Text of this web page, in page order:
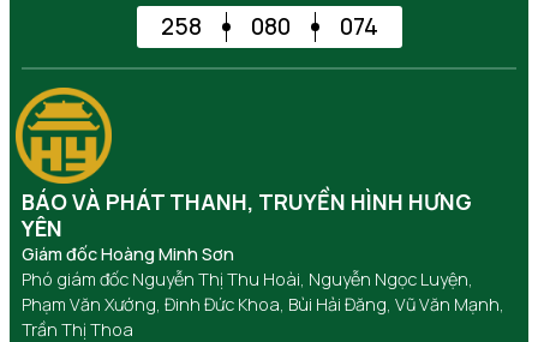
258 080 074
BÁO VÀ PHÁT THANH, TRUYỀN HÌNH HƯNG
YÊN
Giám đốc Hoàng Minh Sơn
Phó giám đốc Nguyễn Thị Thu Hoài, Nguyễn Ngọc Luyện,
Phạm Văn Xướng, Đinh Đức Khoa, Bùi Hải Đăng, Vũ Văn Mạnh,
Trần Thị Thoa